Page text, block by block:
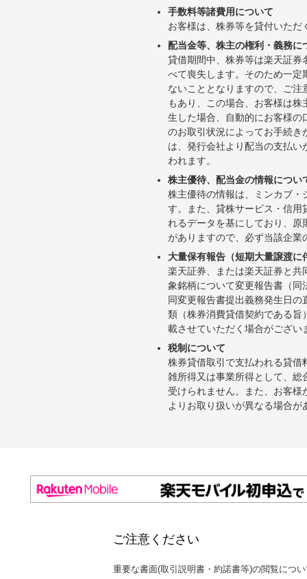
手数料等諸費用について
お客様は、株券等を貸付いた
配当金等、株主の権利・義務に
貸借期間中、株券等は楽天証
べて喪失します。そのため一
ないこととなりますので、ご
もあり、この場合、お客様は
生した場合、自動的にお客様
のお取引状況によってお手続
は、発行会社より配当の支払
われます。
株主優待、配当金の情報につい
株主優待の情報は、ミンカブ
す。また、貸株サービス・信
れるデータを基にしており、
がありますので、必ず当該企
大量保有報告（短期大量譲渡
楽天証券、または楽天証券と
象銘柄について変更報告書（
同変更報告書提出義務発生日
類（株券消費貸借契約である
載させていただく場合がござ
税制について
株券貸借取引で支払われる貸
雑所得又は事業所得として、
受けられません。また、お客
よりお取り扱いが異なる場合
ご注意ください
重要な書面(取引説明書・約諾書等)の閲覧につ